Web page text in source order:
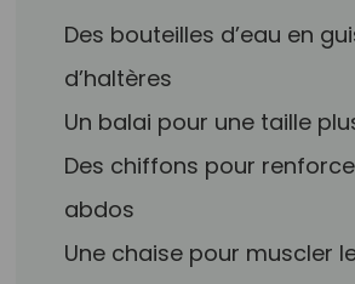
Des bouteilles d’eau en
d’haltères
Un balai pour une taille
Des chiffons pour
abdos
Une chaise pour muscler